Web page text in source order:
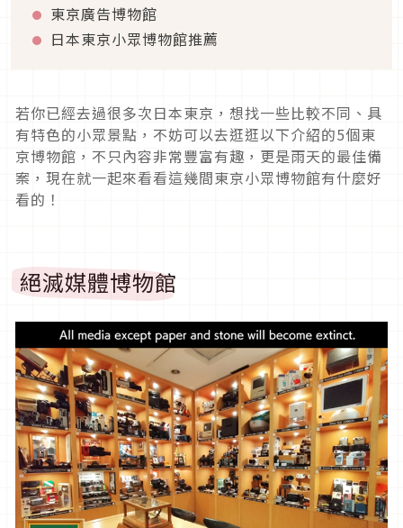
東京廣告博物館
日本東京小眾博物館推薦
若你已經去過很多次日本東京，想找一些比較不同、具
有特色的小眾景點，不妨可以去逛逛以下介紹的5個東
京博物館，不只內容非常豐富有趣，更是雨天的最佳備
案，現在就一起來看看這幾間東京小眾博物館有什麼好
看的！
絕滅媒體博物館